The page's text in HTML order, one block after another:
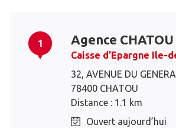
1 Agence CHATOU
Caisse d’Epargne Ile-
32, AVENUE DU
78400 CHATOU
Distance : 1.1 km
Ouvert aujourd’hui